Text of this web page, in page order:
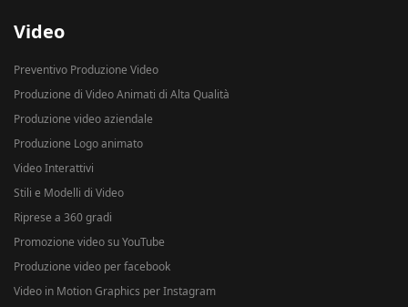
Video
Preventivo Produzione Video
Produzione di Video Animati di Alta Qualità
Produzione video aziendale
Produzione Logo animato
Video Interattivi
Stili e Modelli di Video
Riprese a 360 gradi
Promozione video su YouTube
Produzione video per facebook
Video in Motion Graphics per Instagram